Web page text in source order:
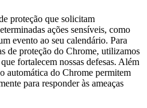
proteção que solicitam
ações sensíveis, como
evento ao seu calendário. Para
de proteção do Chrome, utilizamos
fortalecem nossas defesas. Além
automática do Chrome permitem
para responder às ameaças